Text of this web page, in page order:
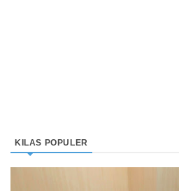
KILAS POPULER